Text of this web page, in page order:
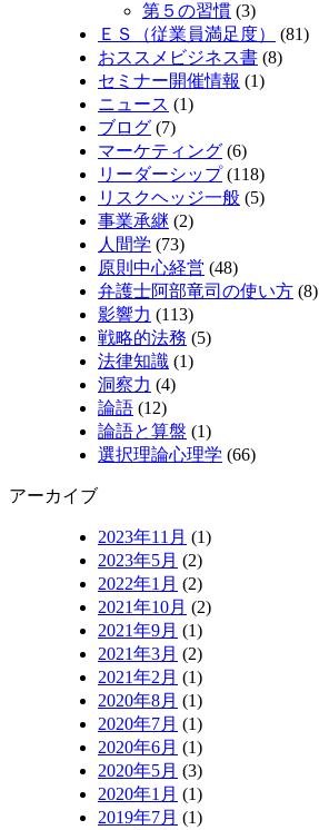
第５の習慣 (3)
ＥＳ（従業員満足度）
(81)
おススメビジネス書 (8)
セミナー開催情報 (1)
ニュース (1)
ブログ (7)
マーケティング (6)
リーダーシップ(118)
リスクヘッジ一般 (5)
事業承継 (2)
人間学 (73)
原則中心経営 (48)
弁護士阿部竜司の使い方 (8)
影響力 (113)
戦略的法務 (5)
法律知識 (1)
洞察力 (4)
論語 (12)
論語と算盤 (1)
選択理論心理学 (66)
アーカイブ
2023年11月 (1)
2023年5月 (2)
2022年1月 (2)
2021年10月 (2)
2021年9月 (1)
2021年3月 (2)
2021年2月 (1)
2020年8月 (1)
2020年7月 (1)
2020年6月 (1)
2020年5月 (3)
2020年1月 (1)
2019年7月 (1)